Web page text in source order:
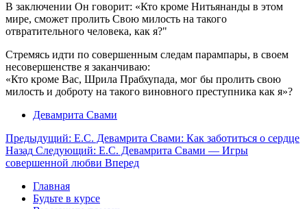
В заключении Он говорит: «Кто кроме Нитьянанды в этом
мире, сможет пролить Свою милость на такого
отвратительного человека, как я?"
Стремясь идти по совершенным следам парампары, в своем
несовершенстве я заканчиваю:
«Кто кроме Вас, Шрила Прабхупада, мог бы пролить свою
милость и доброту на такого виновного преступника как я»?
Девамрита Свами
Предыдущий: Е.С. Девамрита Свами: Как заботиться о сердце
Назад Следующий: Е.С. Девамрита Свами — Игры
совершенной любви Вперед
Главная
Будьте в курсе